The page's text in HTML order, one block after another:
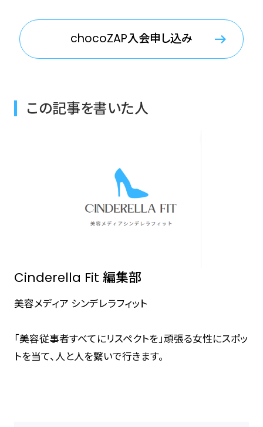
chocoZAP入会申し込み
この記事を書いた人
Cinderella Fit 編集部
美容メディア シンデレラフィット
「美容従事者すべてにリスペクトを」頑張る女性にスポッ
トを当て、人と人を繋いで行きます。